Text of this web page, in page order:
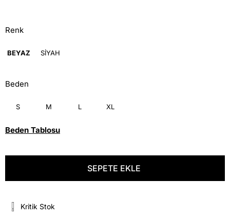
Renk
BEYAZ SİYAH
Beden
S M L XL
Beden Tablosu
Kritik Stok